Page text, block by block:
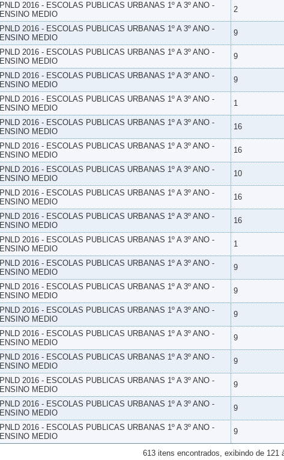
PNLD 2016 - ESCOLAS PUBLICAS URBANAS 1º A 3º ANO -
ENSINO MEDIO
2
PNLD 2016 - ESCOLAS PUBLICAS URBANAS 1º A 3º ANO -
ENSINO MEDIO
9
PNLD 2016 - ESCOLAS PUBLICAS URBANAS 1º A 3º ANO -
ENSINO MEDIO
9
PNLD 2016 - ESCOLAS PUBLICAS URBANAS 1º A 3º ANO -
ENSINO MEDIO
9
PNLD 2016 - ESCOLAS PUBLICAS URBANAS 1º A 3º ANO -
ENSINO MEDIO
1
PNLD 2016 - ESCOLAS PUBLICAS URBANAS 1º A 3º ANO -
ENSINO MEDIO
16
PNLD 2016 - ESCOLAS PUBLICAS URBANAS 1º A 3º ANO -
ENSINO MEDIO
16
PNLD 2016 - ESCOLAS PUBLICAS URBANAS 1º A 3º ANO -
ENSINO MEDIO
10
PNLD 2016 - ESCOLAS PUBLICAS URBANAS 1º A 3º ANO -
ENSINO MEDIO
16
PNLD 2016 - ESCOLAS PUBLICAS URBANAS 1º A 3º ANO -
ENSINO MEDIO
16
PNLD 2016 - ESCOLAS PUBLICAS URBANAS 1º A 3º ANO -
ENSINO MEDIO
1
PNLD 2016 - ESCOLAS PUBLICAS URBANAS 1º A 3º ANO -
ENSINO MEDIO
9
PNLD 2016 - ESCOLAS PUBLICAS URBANAS 1º A 3º ANO -
ENSINO MEDIO
9
PNLD 2016 - ESCOLAS PUBLICAS URBANAS 1º A 3º ANO -
ENSINO MEDIO
9
PNLD 2016 - ESCOLAS PUBLICAS URBANAS 1º A 3º ANO -
ENSINO MEDIO
9
PNLD 2016 - ESCOLAS PUBLICAS URBANAS 1º A 3º ANO -
ENSINO MEDIO
9
PNLD 2016 - ESCOLAS PUBLICAS URBANAS 1º A 3º ANO -
ENSINO MEDIO
9
PNLD 2016 - ESCOLAS PUBLICAS URBANAS 1º A 3º ANO -
ENSINO MEDIO
9
PNLD 2016 - ESCOLAS PUBLICAS URBANAS 1º A 3º ANO -
ENSINO MEDIO
9
613 itens encontrados, exibindo de 121